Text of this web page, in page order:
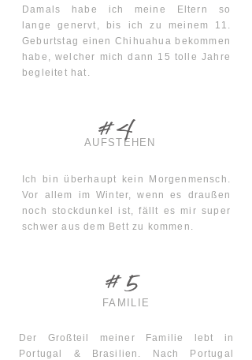
#5
Damals habe ich meine Eltern so
langegenervt , bis ich zu meinem 11.
Geburtstag einen Chihuahua bekommen
habe, welcher mich dann 15 tolle Jahre
begleitet hat.
AUFSTEHEN
Ich bin überhaupt kein Morgenmensch.
Vor allem im Winter, wenn es draußen
noch stockdunkel ist, fällt es mir super
schwer aus dem Bett zu kommen.
FAMILIE
Der Großteil meiner Familie lebt in
Portugal & Brasilien. Nach Portugal
#4